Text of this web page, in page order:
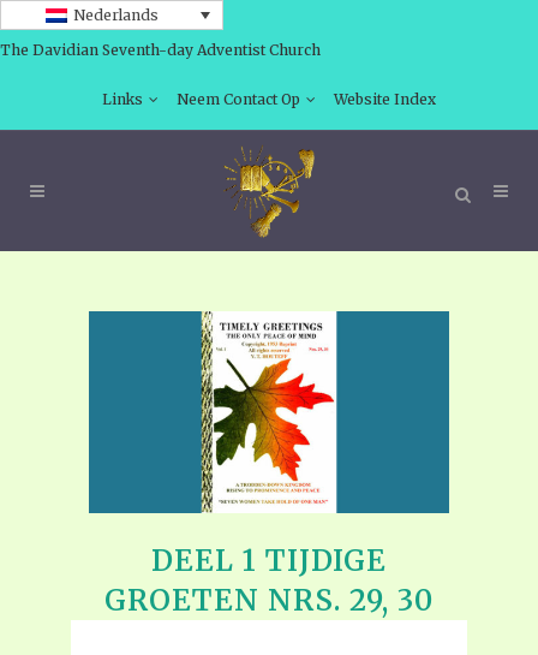
Nederlands
The Davidian Seventh-day Adventist Church
Links Neem Contact Op Website Index
DEEL 1 TIJDIGE
GROETEN NRS. 29, 30